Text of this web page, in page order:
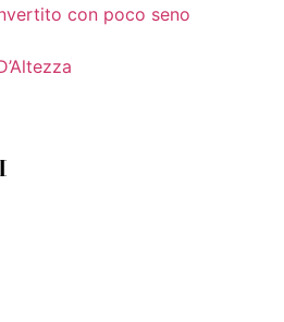
con poco seno